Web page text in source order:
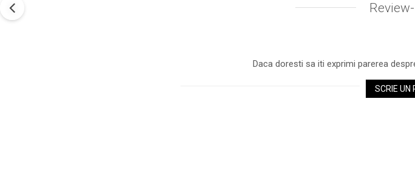
Daca doresti sa iti exprimi parerea
SCRIE UN